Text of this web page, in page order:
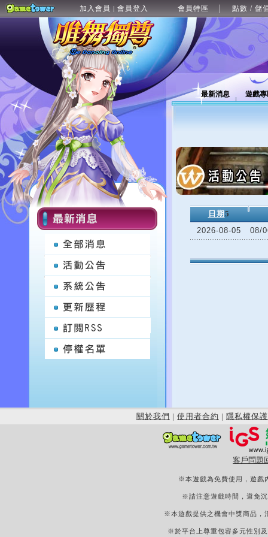
加入會員 | 會員登入 會員特區 點數 / 儲
最新消息 遊戲
日期 5
2026-08-05
08/
關於我們 | 使用者合約 | 隱私權保護
客戶問題
※本遊戲為免費使用，遊戲
※請注意遊戲時間，避免
※本遊戲提供之機會中獎商品，
※於平台上尊重包容多元性別